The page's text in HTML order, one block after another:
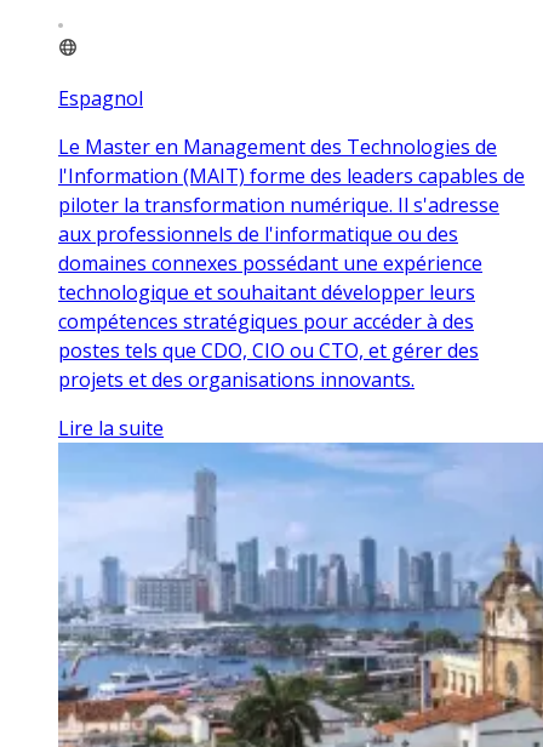
Espagnol
Le Master en Management des Technologies de
l'Information (MAIT) forme des leaders capables de
piloter la transformation numérique. Il s'adresse
aux professionnels de l'informatique ou des
domaines connexes possédant une expérience
technologique et souhaitant développer leurs
compétences stratégiques pour accéder à des
postes tels que CDO, CIO ou CTO, et gérer des
projets et des organisations innovants.
Lire la suite